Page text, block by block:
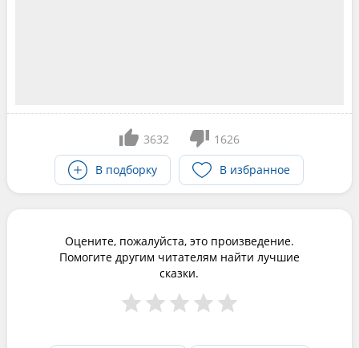
3632
1626
В подборку
В избранное
Оцените, пожалуйста, это произведение.
Помогите другим читателям найти лучшие
сказки.